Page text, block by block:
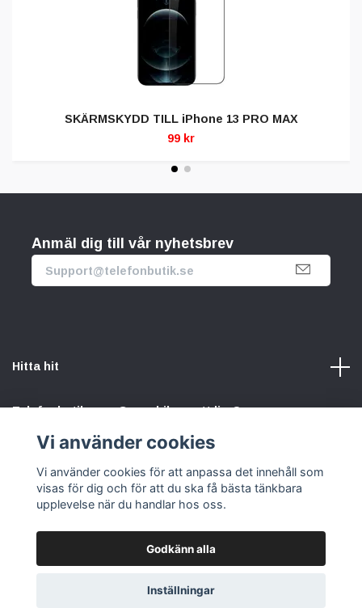
SKÄRMSKYDD TILL iPhone 13 PRO MAX
99 kr
Anmäl dig till vår nyhetsbrev
Hitta hit
Telefonbutik.se – Ge mobilen nytt liv. Spara pengar.
Sociala medier
© 2026 Telefonbutik.se – din kompletta mobilbutik online
Vi använder cookies
Vi använder cookies för att anpassa det innehåll som
visas för dig och för att du ska få bästa tänkbara
upplevelse när du handlar hos oss.
Godkänn alla
Inställningar